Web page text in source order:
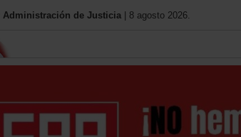
Administración de Justicia | 8 agosto 2026.